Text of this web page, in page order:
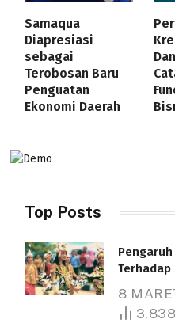
Samaqua
Diapresiasi
sebagai
Terobosan Baru
Penguatan
Ekonomi Daerah
Top Posts
8
3,838